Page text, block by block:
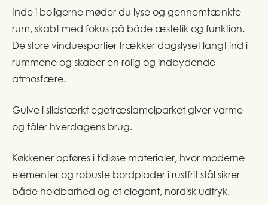
Inde i boligerne møder du lyse og gennemtænkte
rum, skabt med fokus på både æstetik og funktion.
De store vinduespartier trækker dagslyset langt ind i
rummene og skaber en rolig og indbydende
atmosfære.
Gulve i slidstærkt egetræslamelparket giver varme
og tåler hverdagens brug.
Køkkener opføres i tidløse materialer, hvor moderne
elementer og robuste bordplader i rustfrit stål sikrer
både holdbarhed og et elegant, nordisk udtryk.